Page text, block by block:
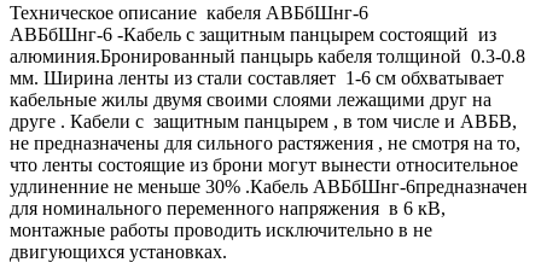
Техническое описание кабеля АВБбШнг-6
АВБбШнг-6 -Кабель с защитным панцырем состоящий из
алюминия.Бронированный панцырь кабеля толщиной 0.3-0.8
мм. Ширина ленты из стали составляет 1-6 см обхватывает
кабельные жилы двумя своими слоями лежащими друг на
друге . Кабели с защитным панцырем , в том числе и АВБВ,
не предназначены для сильного растяжения , не смотря на то,
что ленты состоящие из брони могут вынести относительное
удлиненние не меньше 30% .Кабель АВБбШнг-6предназначен
для номинального переменного напряжения в 6 кВ,
монтажные работы проводить исключительно в не
двигующихся установках.